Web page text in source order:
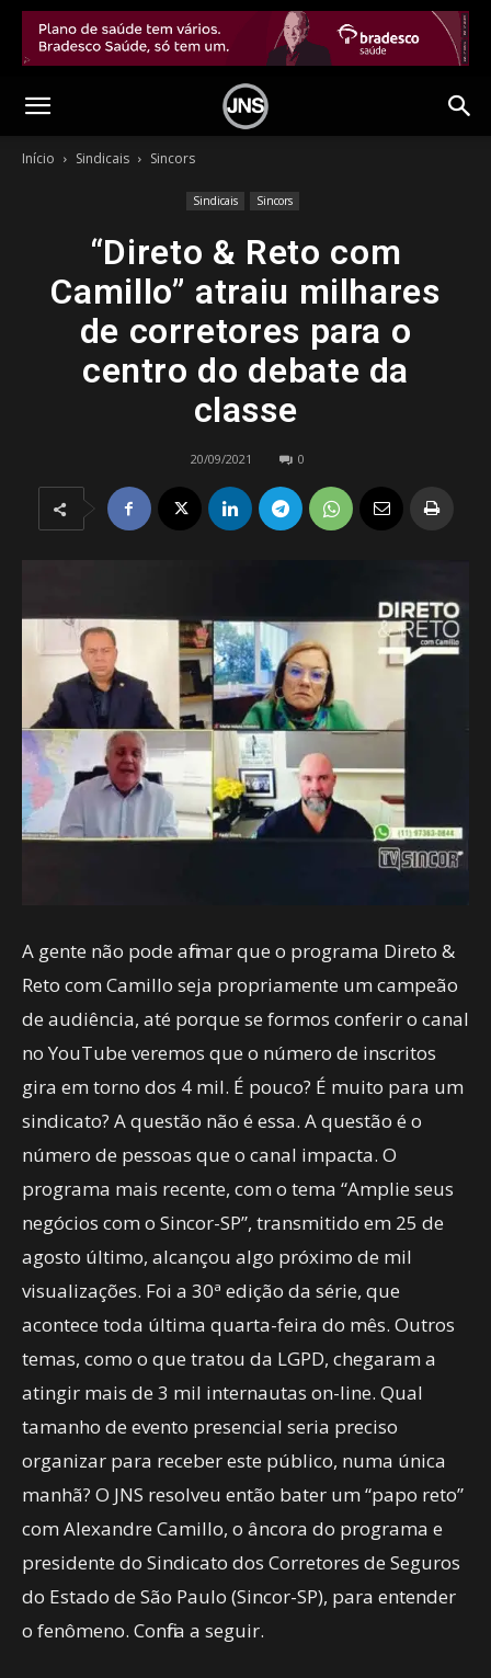
Início Sindicais Sincors
Sindicais Sincors
“Direto & Reto com
Camillo” atraiu milhares
de corretores para o
centro do debate da
classe
20/09/2021 0
A gente não pode afirmar que o programa Direto &
Reto com Camillo seja propriamente um campeão
de audiência, até porque se formos conferir o canal
no YouTube veremos que o número de inscritos
gira em torno dos 4 mil. É pouco? É muito para um
sindicato? A questão não é essa. A questão é o
número de pessoas que o canal impacta. O
programa mais recente, com o tema “Amplie seus
negócios com o Sincor-SP”, transmitido em 25 de
agosto último, alcançou algo próximo de mil
visualizações. Foi a 30ª edição da série, que
acontece toda última quarta-feira do mês. Outros
temas, como o que tratou da LGPD, chegaram a
atingir mais de 3 mil internautas on-line. Qual
tamanho de evento presencial seria preciso
organizar para receber este público, numa única
manhã? O JNS resolveu então bater um “papo reto”
com Alexandre Camillo, o âncora do programa e
presidente do Sindicato dos Corretores de Seguros
do Estado de São Paulo (Sincor-SP), para entender
o fenômeno. Confira a seguir.